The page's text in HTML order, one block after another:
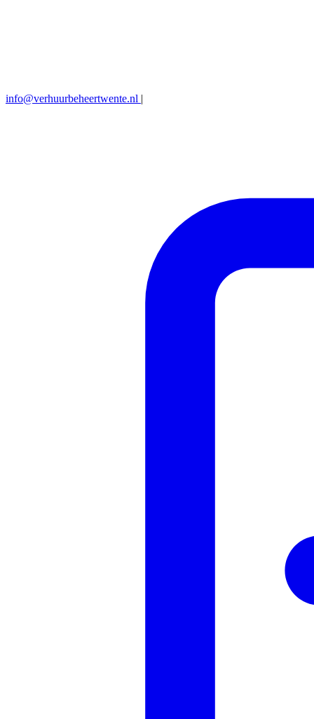
info@verhuurbeheertwente.nl |